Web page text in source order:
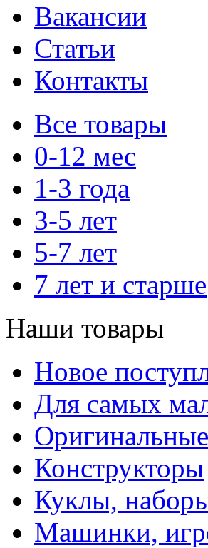
Вакансии
Статьи
Контакты
Все товары
0-12 мес
1-3 года
3-5 лет
5-7 лет
7 лет и старше
Наши товары
Новое
Для самых
Конструкторы
Куклы,
Машинки,